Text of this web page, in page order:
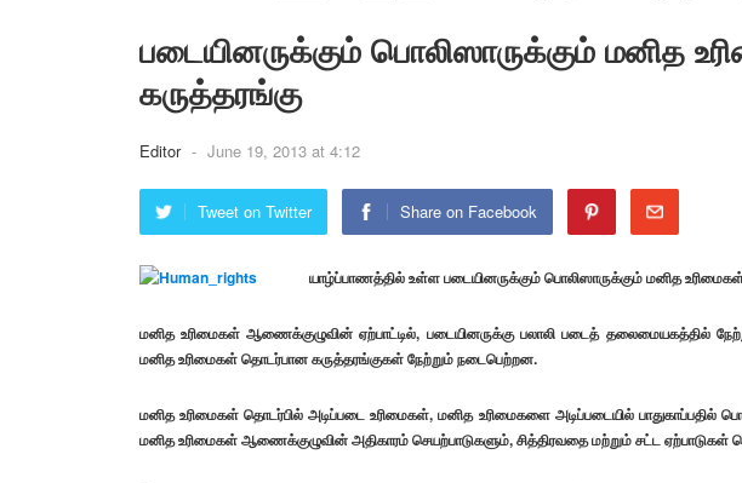
படையினருக்கும் பொலிஸாருக்கும் மனித
கருத்தரங்கு
Editor - June 19, 2013 at 4:12
Tweet on Twitter Share on Facebook
யாழ்ப்பாணத்தில் உள்ள படையினருக்கும் பொலிஸாருக்கும் மனித
மனித உரிமைகள் ஆணைக்குழுவின் ஏற்பாட்டில், படையினருக்கு பலாலி படைத் தலைமையகத்தில்
மனித உரிமைகள் தொடர்பான கருத்தரங்குகள் நேற்றும் நடைபெற்றன.
மனித உரிமைகள் தொடர்பில் அடிப்படை உரிமைகள், மனித உரிமைகளை அடிப்படையில் பாதுகாப்பதில்
மனித உரிமைகள் ஆணைக்குழுவின் அதிகாரம் செயற்பாடுகளும், சித்திரவதை மற்றும் சட்ட